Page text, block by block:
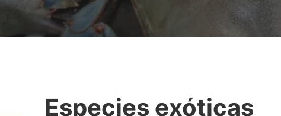
Especies exóticas